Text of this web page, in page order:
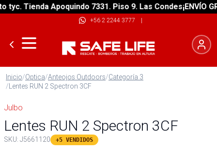
Tienda Apoquindo 7331. Piso 9. Las Condes¡ENVÍO
+56 2 2244 3777 |
Inicio/Optica/Anteojos Outdoors/Categoría 3
/Lentes RUN 2 Spectron 3CF
Julbo
Lentes RUN 2 Spectron 3CF
SKU: J5661120 +5 VENDIDOS